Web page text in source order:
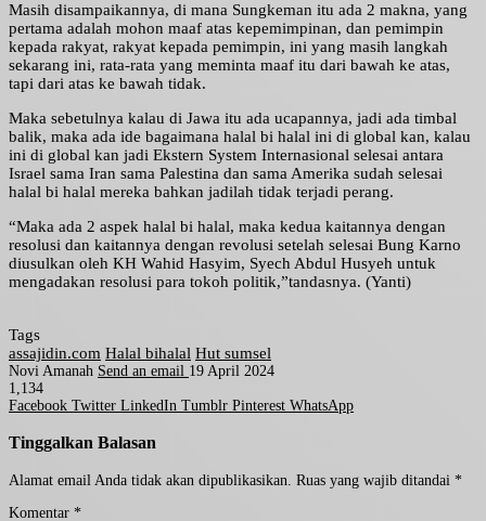
Masih disampaikannya, di mana Sungkeman itu ada 2 makna, yang
pertama adalah mohon maaf atas kepemimpinan, dan pemimpin
kepada rakyat, rakyat kepada pemimpin, ini yang masih langkah
sekarang ini, rata-rata yang meminta maaf itu dari bawah ke atas,
tapi dari atas ke bawah tidak.
Maka sebetulnya kalau di Jawa itu ada ucapannya, jadi ada timbal
balik, maka ada ide bagaimana halal bi halal ini di global kan, kalau
ini di global kan jadi Ekstern System Internasional selesai antara
Israel sama Iran sama Palestina dan sama Amerika sudah selesai
halal bi halal mereka bahkan jadilah tidak terjadi perang.
“Maka ada 2 aspek halal bi halal, maka kedua kaitannya dengan
resolusi dan kaitannya dengan revolusi setelah selesai Bung Karno
diusulkan oleh KH Wahid Hasyim, Syech Abdul Husyeh untuk
mengadakan resolusi para tokoh politik,”tandasnya. (Yanti)
Tags
assajidin.com Halal bihalal Hut sumsel
Novi Amanah Send an email 19 April 2024
1,134
Facebook Twitter LinkedIn Tumblr Pinterest WhatsApp
Tinggalkan Balasan
Alamat email Anda tidak akan dipublikasikan. Ruas yang wajib ditandai *
Komentar *